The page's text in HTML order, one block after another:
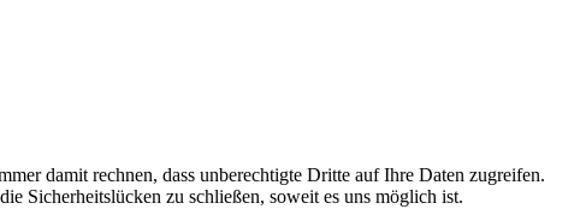
damit rechnen, dass unberechtigte Dritte auf Ihre Daten zugreifen.
Sicherheitslücken zu schließen, soweit es uns möglich ist.